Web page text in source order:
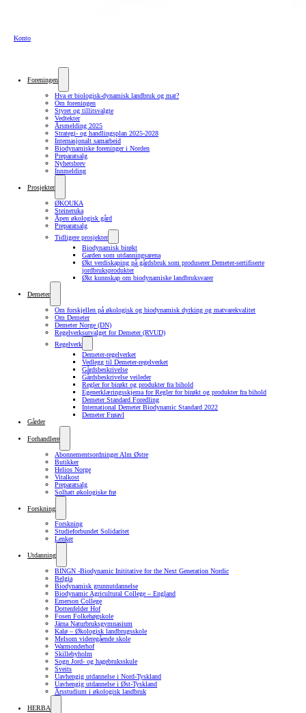
Konto
Foreningen
Hva er biologisk-dynamisk landbruk og mat?
Om foreningen
Styret og tillitsvalgte
Vedtekter
Årsmelding 2025
Strategi- og handlingsplan 2025-2028
Internasjonalt samarbeid
Biodynamiske foreninger i Norden
Preparatsalg
Nyhetsbrev
Innmelding
Prosjekter
ØKOUKA
Steineruka
Åpen økologisk gård
Preparatsalg
Tidligere prosjekter
Biodynamisk birøkt
Garden som utdanningsarena
Økt verdiskaping på gårdsbruk som produserer Demeter-sertifiserte
jordbruksprodukter
Økt kunnskap om biodynamiske landbruksvarer
Demeter
Om forskjellen på økologisk og biodynamisk dyrking og matvarekvalitet
Om Demeter
Demeter Norge (DN)
Regelverksutvalget for Demeter (RVUD)
Regelverk
Demeter-regelverket
Vedlegg til Demeter-regelverket
Gårdsbeskrivelse
Gårdsbeskrivelse veileder
Regler for birøkt og produkter fra bihold
Egenerklæringsskjema for Regler for birøkt og produkter fra bihold
Demeter Standard Foredling
International Demeter Biodynamic Standard 2022
Demeter Frøavl
Gårder
Forhandlere
Abonnementsordninger Alm Østre
Butikker
Helios Norge
Vitalkost
Preparatsalg
Solhatt økologiske frø
Forskning
Forskning
Studieforbundet Solidaritet
Lenker
Utdanning
BINGN -Biodynamic Inititative for the Next Generation Nordic
Belgia
Biodynamisk grunnutdannelse
Biodynamic Agricultural College – England
Emerson College
Dottenfelder Hof
Fosen Folkehøgskole
Järna Naturbruksgymnasium
Kalø – Økologisk landbrugsskole
Melsom videregående skole
Warmonderhof
Skillebyholm
Sogn Jord- og hagebruksskule
Sveits
Uavhengig utdannelse i Nord-Tyskland
Uavhengig utdannelse i Øst-Tyskland
Årsstudium i økologisk landbruk
HERBA